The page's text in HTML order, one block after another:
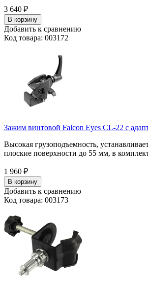
3 640 ₽
В корзину
Добавить к сравнению
Код товара: 003172
Зажим винтовой Falcon Eyes CL-22 с
Высокая грузоподъемность,
плоские поверхности до 55 мм, в
1 960 ₽
В корзину
Добавить к сравнению
Код товара: 003173